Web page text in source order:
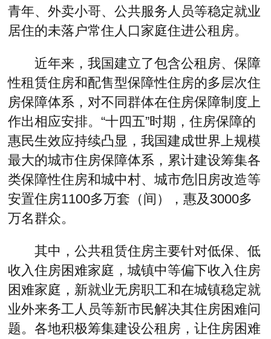
青年、外卖小哥、公共服务人员等稳定就业
居住的未落户常住人口家庭住进公租房。
近年来，我国建立了包含公租房、保障
性租赁住房和配售型保障性住房的多层次住
房保障体系，对不同群体在住房保障制度上
作出相应安排。“十四五”时期，住房保障的
惠民生效应持续凸显，我国建成世界上规模
最大的城市住房保障体系，累计建设筹集各
类保障性住房和城中村、城市危旧房改造等
安置住房1100多万套（间），惠及3000多
万名群众。
其中，公共租赁住房主要针对低保、低
收入住房困难家庭，城镇中等偏下收入住房
困难家庭，新就业无房职工和在城镇稳定就
业外来务工人员等新市民解决其住房困难问
题。各地积极筹集建设公租房，让住房困难